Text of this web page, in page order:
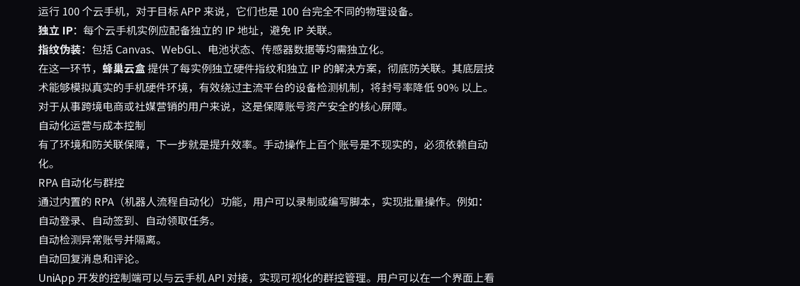
运行 100 个云手机，对于目标 APP 来说，它们也是 100 台完全不同的物理设备。
独立 IP：每个云手机实例应配备独立的 IP 地址，避免 IP 关联。
指纹伪装：包括 Canvas、WebGL、电池状态、传感器数据等均需独立化。
在这一环节， 蜂巢云盒提供了每实例独立硬件指纹和独立 IP 的解决方案，彻底防关联。其底层技
术能够模拟真实的手机硬件环境，有效绕过主流平台的设备检测机制，将封号率降低 90% 以上。
对于从事跨境电商或社媒营销的用户来说，这是保障账号资产安全的核心屏障。
自动化运营与成本控制
有了环境和防关联保障，下一步就是提升效率。手动操作上百个账号是不现实的，必须依赖自动
化。
RPA 自动化与群控
通过内置的 RPA（机器人流程自动化）功能，用户可以录制或编写脚本，实现批量操作。例如：
自动登录、自动签到、自动领取任务。
自动检测异常账号并隔离。
自动回复消息和评论。
UniApp 开发的控制端可以与云手机 API 对接，实现可视化的群控管理。用户可以在一个界面上看